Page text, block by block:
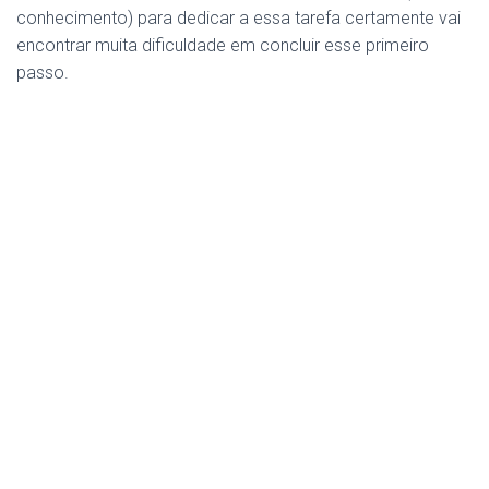
conhecimento) para dedicar a essa tarefa certamente vai
encontrar muita dificuldade em concluir esse primeiro
passo.